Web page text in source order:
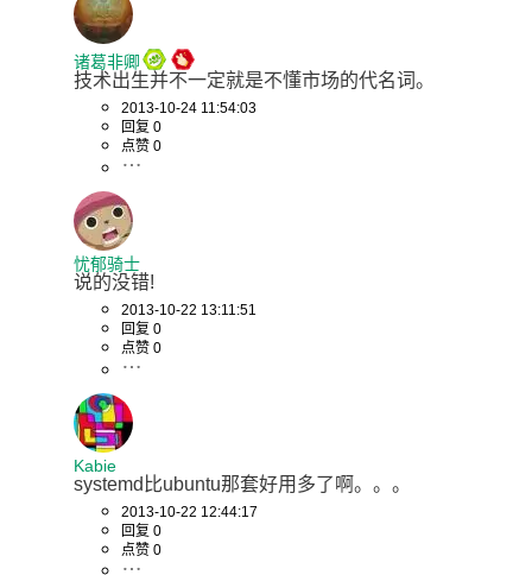
诸葛非卿
技术出生并不一定就是不懂市场的代名词。
2013-10-24 11:54:03
回复 0
点赞 0
忧郁骑士
说的没错!
2013-10-22 13:11:51
回复 0
点赞 0
Kabie
systemd比ubuntu那套好用多了啊。。。
2013-10-22 12:44:17
回复 0
点赞 0